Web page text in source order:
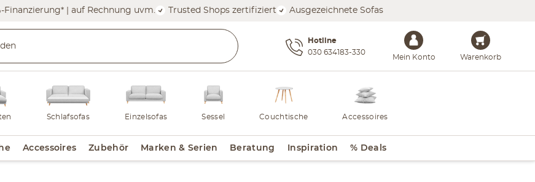
Finanzierung* | auf Rechnung uvm. Trusted Shops zertifiziert Ausgezeichnete Sofas
Hotline
030 634183-330
Mein Konto Warenkorb
Schlafsofas Einzelsofas Sessel Couchtische Accessoires
Accessoires Zubehör Marken & Serien Beratung Inspiration % Deals